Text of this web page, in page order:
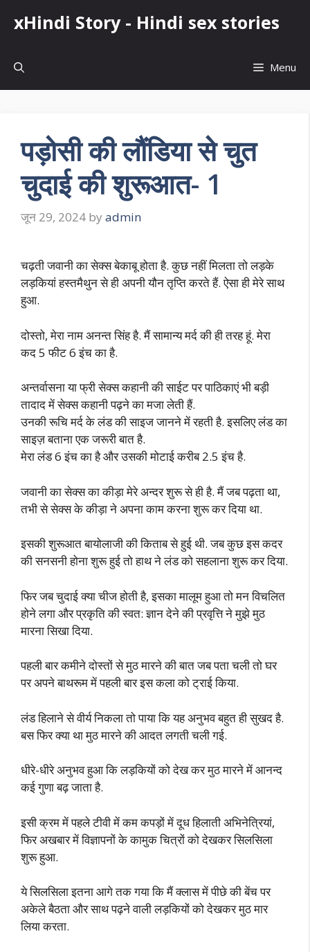
xHindi Story - Hindi sex stories
Menu
पड़ोसी की लौंडिया से चुत
चुदाई की शुरूआत- 1
जून 29, 2024 by admin
चढ़ती जवानी का सेक्स बेकाबू होता है. कुछ नहीं मिलता तो लड़के
लड़कियां हस्तमैथुन से ही अपनी यौन तृप्ति करते हैं. ऐसा ही मेरे साथ
हुआ.
दोस्तो, मेरा नाम अनन्त सिंह है. मैं सामान्य मर्द की ही तरह हूं. मेरा
कद 5 फीट 6 इंच का है.
अन्तर्वासना या फ्री सेक्स कहानी की साईट पर पाठिकाएं भी बड़ी
तादाद में सेक्स कहानी पढ़ने का मजा लेती हैं.
उनकी रूचि मर्द के लंड की साइज जानने में रहती है. इसलिए लंड का
साइज़ बताना एक जरूरी बात है.
मेरा लंड 6 इंच का है और उसकी मोटाई करीब 2.5 इंच है.
जवानी का सेक्स का कीड़ा मेरे अन्दर शुरू से ही है. मैं जब पढ़ता था,
तभी से सेक्स के कीड़ा ने अपना काम करना शुरू कर दिया था.
इसकी शुरूआत बायोलाजी की किताब से हुई थी. जब कुछ इस कदर
की सनसनी होना शुरू हुई तो हाथ ने लंड को सहलाना शुरू कर दिया.
फिर जब चुदाई क्या चीज होती है, इसका मालूम हुआ तो मन विचलित
होने लगा और प्रकृति की स्वत: ज्ञान देने की प्रवृत्ति ने मुझे मुठ
मारना सिखा दिया.
पहली बार कमीने दोस्तों से मुठ मारने की बात जब पता चली तो घर
पर अपने बाथरूम में पहली बार इस कला को ट्राई किया.
लंड हिलाने से वीर्य निकला तो पाया कि यह अनुभव बहुत ही सुखद है.
बस फिर क्या था मुठ मारने की आदत लगती चली गई.
धीरे-धीरे अनुभव हुआ कि लड़कियों को देख कर मुठ मारने में आनन्द
कई गुणा बढ़ जाता है.
इसी क्रम में पहले टीवी में कम कपड़ों में दूध हिलाती अभिनेत्रियां,
फिर अखबार में विज्ञापनों के कामुक चित्रों को देखकर सिलसिला
शुरू हुआ.
ये सिलसिला इतना आगे तक गया कि मैं क्लास में पीछे की बेंच पर
अकेले बैठता और साथ पढ़ने वाली लड़कियों को देखकर मुठ मार
लिया करता.